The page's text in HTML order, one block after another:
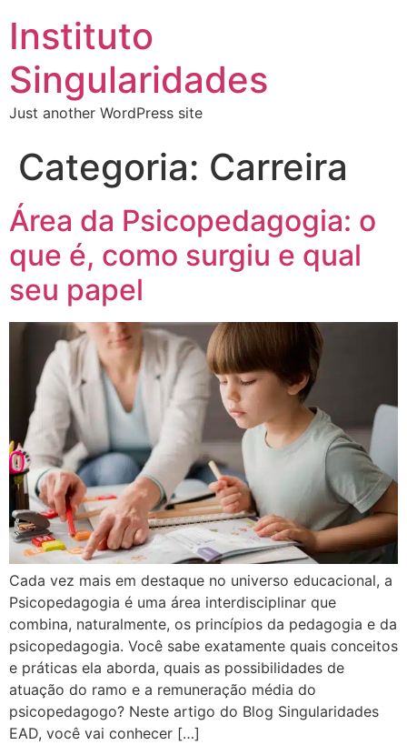
Instituto
Singularidades
Just another WordPress site
Categoria: Carreira
Área da Psicopedagogia: o
que é, como surgiu e qual
seu papel
Cada vez mais em destaque no universo educacional, a
Psicopedagogia é uma área interdisciplinar que
combina, naturalmente, os princípios da pedagogia e da
psicopedagogia. Você sabe exatamente quais conceitos
e práticas ela aborda, quais as possibilidades de
atuação do ramo e a remuneração média do
psicopedagogo? Neste artigo do Blog Singularidades
EAD, você vai conhecer […]